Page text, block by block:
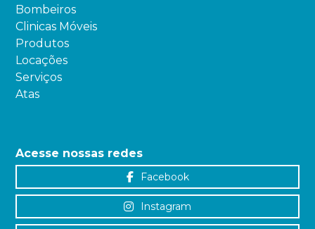
Bombeiros
Clinicas Móveis
Produtos
Locações
Serviços
Atas
Acesse nossas redes
Facebook
Instagram